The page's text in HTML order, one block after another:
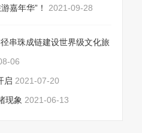
嘉年华”！
2021-09-28
串珠成链建设世界级文化旅
06
启 2021-07-20
现象 2021-06-13